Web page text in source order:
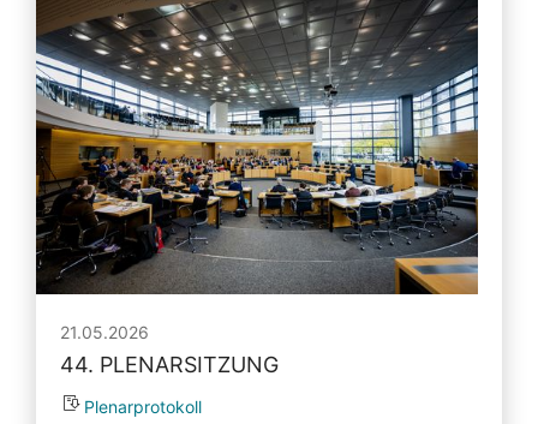
21.05.2026
44. PLENARSITZUNG
Plenarprotokoll